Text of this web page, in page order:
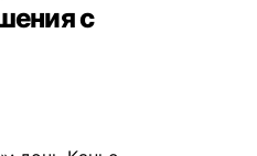
с